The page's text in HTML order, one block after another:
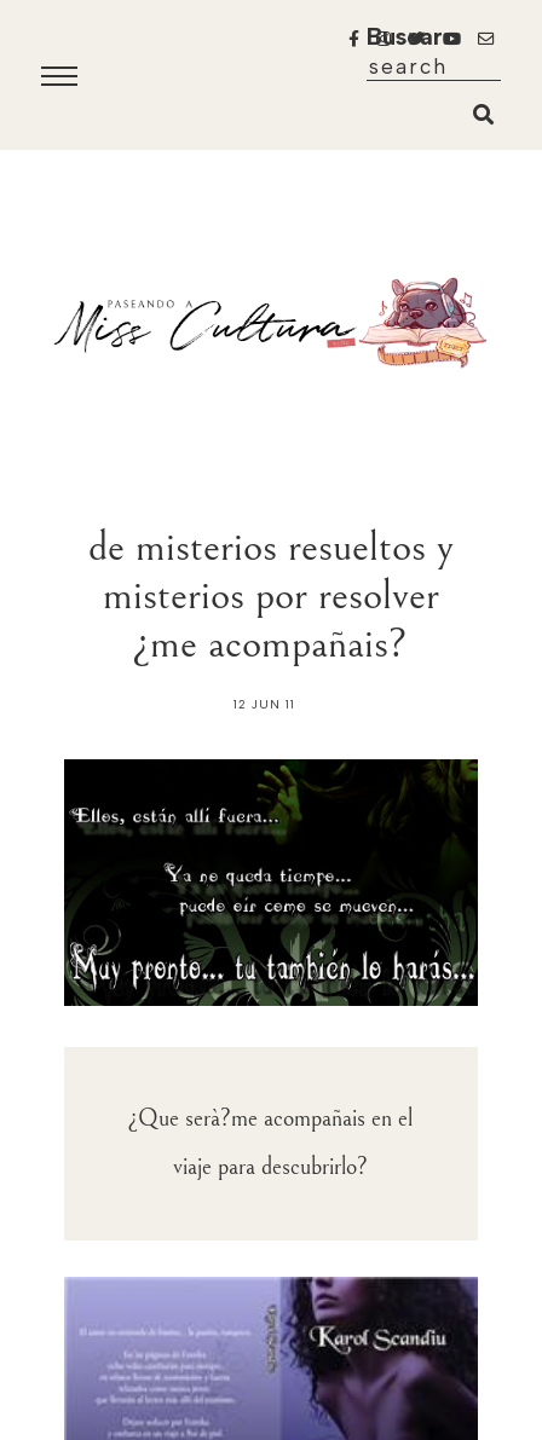
Buscar
de misterios resueltos y
misterios por resolver
¿me acompañais?
12 JUN 11
¿Que serà?me acompañais en el
viaje para descubrirlo?